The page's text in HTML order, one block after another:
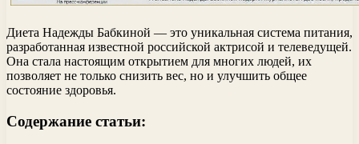
Диета Надежды Бабкиной — это уникальная система питания,
разработанная известной российской актрисой и телеведущей.
Она стала настоящим открытием для многих людей, их
позволяет не только снизить вес, но и улучшить общее
состояние здоровья.
Содержание статьи: